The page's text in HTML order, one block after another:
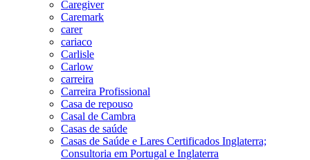
Caregiver
Caremark
carer
cariaco
Carlisle
Carlow
carreira
Carreira Profissional
Casa de repouso
Casal de Cambra
Casas de saúde
Casas de Saúde e Lares Certificados Inglaterra;
Consultoria em Portugal e Inglaterra